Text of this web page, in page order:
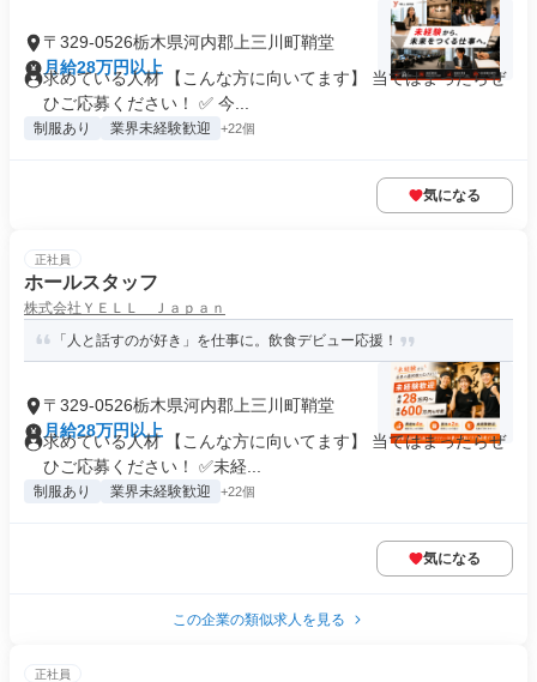
〒329-0526栃木県河内郡上三川町鞘堂
月給28万円以上
求めている人材 【こんな方に向いてます】 当てはまったらぜ
ひご応募ください！ ✅ 今...
制服あり 業界未経験歓迎 +22個
気になる
正社員
ホールスタッフ
株式会社ＹＥＬＬ Ｊａｐａｎ
「人と話すのが好き」を仕事に。飲食デビュー応援！
〒329-0526栃木県河内郡上三川町鞘堂
月給28万円以上
求めている人材 【こんな方に向いてます】 当てはまったらぜ
ひご応募ください！ ✅未経...
制服あり 業界未経験歓迎 +22個
気になる
この企業の類似求人を見る
正社員